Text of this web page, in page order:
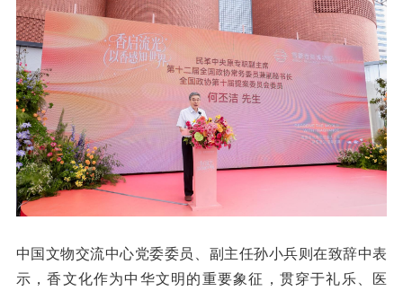
中国文物交流中心党委委员、副主任孙小兵则在致辞中表
示，香文化作为中华文明的重要象征，贯穿于礼乐、医